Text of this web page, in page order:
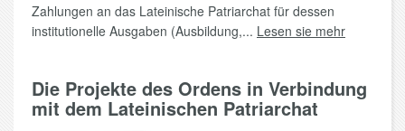
Zahlungen an das Lateinische Patriarchat für dessen
institutionelle Ausgaben (Ausbildung,... Lesen sie mehr
Die Projekte des Ordens in Verbindung
mit dem Lateinischen Patriarchat